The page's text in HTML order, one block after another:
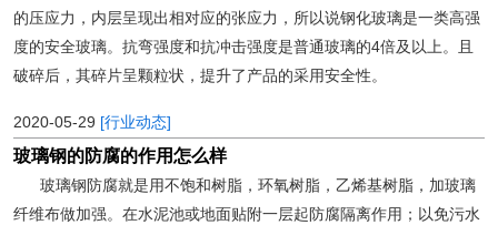
的压应力，内层呈现出相对应的张应力，所以说钢化玻璃是一类高强
度的安全玻璃。抗弯强度和抗冲击强度是普通玻璃的4倍及以上。且
破碎后，其碎片呈颗粒状，提升了产品的采用安全性。
2020-05-29 [行业动态]
玻璃钢的防腐的作用怎么样
玻璃钢防腐就是用不饱和树脂，环氧树脂，乙烯基树脂，加玻璃
纤维布做加强。在水泥池或地面贴附一层起防腐隔离作用；以免污水